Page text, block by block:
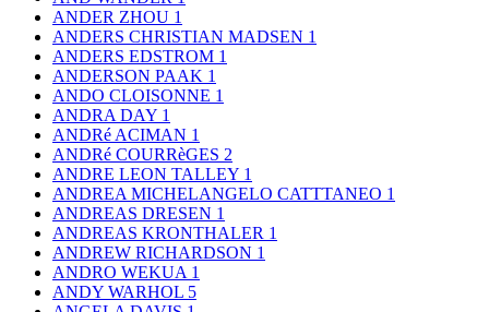
ANDER ZHOU 1
ANDERS CHRISTIAN MADSEN 1
ANDERS EDSTROM 1
ANDERSON PAAK 1
ANDO CLOISONNE 1
ANDRA DAY 1
ANDRé ACIMAN 1
ANDRé COURRèGES 2
ANDRE LEON TALLEY 1
ANDREA MICHELANGELO CATTTANEO 1
ANDREAS DRESEN 1
ANDREAS KRONTHALER 1
ANDREW RICHARDSON 1
ANDRO WEKUA 1
ANDY WARHOL 5